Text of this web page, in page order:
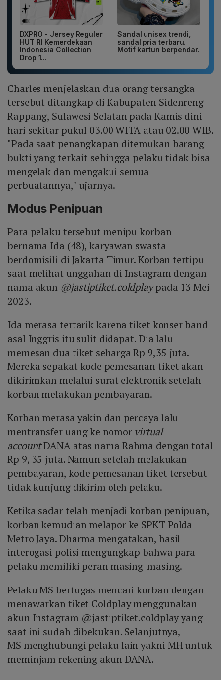
DXPRO - Jersey Reguler
HUT RI Kemerdekaan
Indonesia Collection
Drop 1...
Sandal unisex trendi,
sandal pria terbaru.
Motif kartun berpendar.
Charles menjelaskan dua orang tersangka
tersebut ditangkap di Kabupaten Sidenreng
Rappang, Sulawesi Selatan pada Kamis dini
hari sekitar pukul 03.00 WITA atau 02.00 WIB.
"Pada saat penangkapan ditemukan barang
bukti yang terkait sehingga pelaku tidak bisa
mengelak dan mengakui semua
perbuatannya," ujarnya.
Modus Penipuan
Para pelaku tersebut menipu korban
bernama Ida (48), karyawan swasta
berdomisili di Jakarta Timur. Korban tertipu
saat melihat unggahan di Instagram dengan
nama akun @jastiptiket.coldplaypada 13 Mei
2023.
Ida merasa tertarik karena tiket konser band
asal Inggris itu sulit didapat. Dia lalu
memesan dua tiket seharga Rp 9,35 juta.
Mereka sepakat kode pemesanan tiket akan
dikirimkan melalui surat elektronik setelah
korban melakukan pembayaran.
Korban merasa yakin dan percaya lalu
mentransfer uang ke nomor virtual
accountDANA atas nama Rahma dengan total
Rp 9, 35 juta. Namun setelah melakukan
pembayaran, kode pemesanan tiket tersebut
tidak kunjung dikirim oleh pelaku.
Ketika sadar telah menjadi korban penipuan,
korban kemudian melapor ke SPKT Polda
Metro Jaya. Dharma mengatakan, hasil
interogasi polisi mengungkap bahwa para
pelaku memiliki peran masing-masing.
Pelaku MS bertugas mencari korban dengan
menawarkan tiket Coldplay menggunakan
akun Instagram @jastiptiket.coldplay yang
saat ini sudah dibekukan. Selanjutnya,
MS menghubungi pelaku lain yakni MH untuk
meminjam rekening akun DANA.